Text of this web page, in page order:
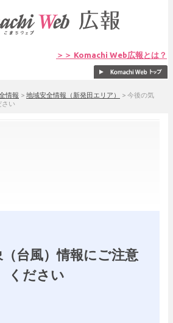
＞＞ Komachi Web広報とは？
情報 > 地域安全情報（新発田エリア） > 今後の気
さい
台風）情報にご注意
ください